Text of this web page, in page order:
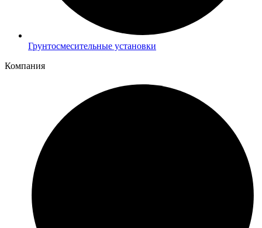
Грунтосмесительные установки
Компания